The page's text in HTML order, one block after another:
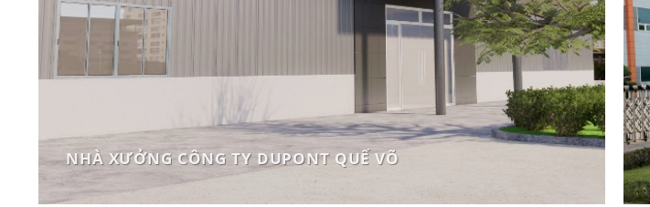
NHÀ XƯỞNG CÔNG TY DUPONT QUẾ VÕ